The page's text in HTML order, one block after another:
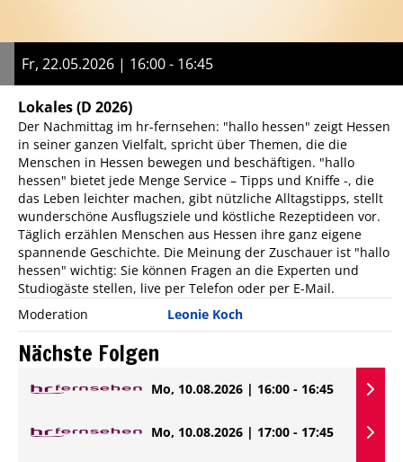
Fr, 22.05.2026 | 16:00 - 16:45
Lokales(D 2026)
Der Nachmittag im hr-fernsehen: "hallo hessen" zeigt Hessen
in seiner ganzen Vielfalt, spricht über Themen, die die
Menschen in Hessen bewegen und beschäftigen. "hallo
hessen" bietet jede Menge Service – Tipps und Kniffe -, die
das Leben leichter machen, gibt nützliche Alltagstipps, stellt
wunderschöne Ausflugsziele und köstliche Rezeptideen vor.
Täglich erzählen Menschen aus Hessen ihre ganz eigene
spannende Geschichte. Die Meinung der Zuschauer ist "hallo
hessen" wichtig: Sie können Fragen an die Experten und
Studiogäste stellen, live per Telefon oder per E-Mail.
Moderation
Leonie Koch
Nächste Folgen
Mo, 10.08.2026 | 16:00 - 16:45
Mo, 10.08.2026 | 17:00 - 17:45